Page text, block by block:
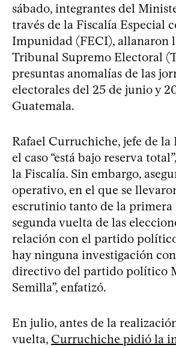
sábado, integrantes del
través de la Fiscalía Especial
Impunidad (FECI), allanaron
Tribunal Supremo Electoral
presuntas anomalías de las
electorales del 25 de junio y
Guatemala.
Rafael Curruchiche, jefe de la
el caso “está bajo reserva
la Fiscalía. Sin embargo,
operativo, en el que se
escrutinio tanto de la primera
segunda vuelta de las
relación con el partido
hay ninguna investigación
directivo del partido político
Semilla”, enfatizó.
En julio, antes de la
vuelta, Curruchiche pidió la